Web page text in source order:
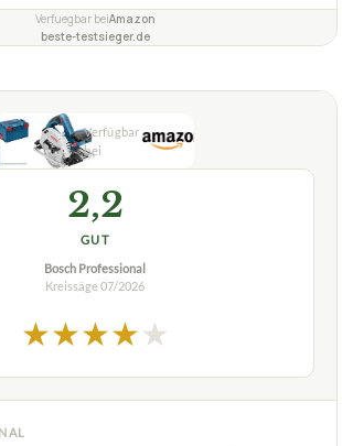
Verfuegbar beiAmazon
beste-testsieger.de
2,2
GUT
Bosch Professional
Kreissäge 07/2026
★★★★★